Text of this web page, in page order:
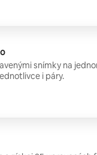
snímky na
i páry.